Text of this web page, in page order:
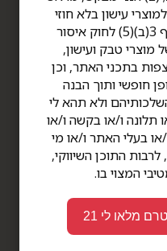
סניף גלילות
הבידור
פתיחה: ימים א'-ה' -
10:00-
ו' - 10:00-16:00
09-9578190
עישון בלא חוזי
(video) או שמע כלשון סעיף 3(ב)(5) לחוק איסור
מוצרי טבק ועישון,
לצפות בתכני האתר, וכן
חופשי ותוך הבנה
ולא תהא לי
תלונה ו/או בקשה ו/או
בעלי האתר ו/או מי
התוכן השיווקי,
המצוי בו.
טרם מלאו לי 21